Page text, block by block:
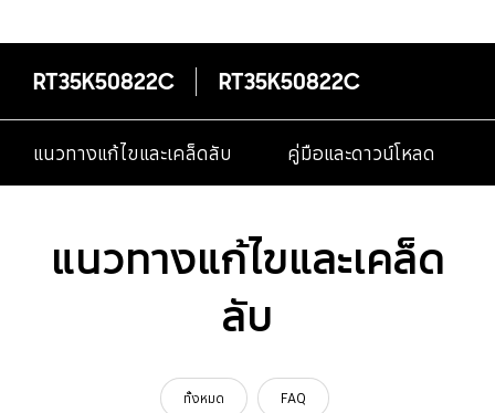
RT35K50822C RT35K50822C
แนวทางแก้ไขและเคล็ดลับ คู่มือและดาวน์โหลด
แนวทางแก้ไขและเคล็ด
ลับ
ทั้งหมด FAQ